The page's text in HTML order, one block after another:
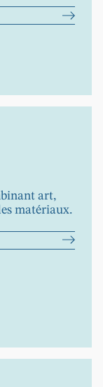
art,
matériaux.